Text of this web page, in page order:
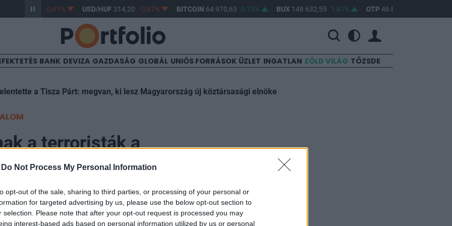
Do Not Process My Personal Information
opt-out of the sale, sharing to third parties, or processing of your personal or
for targeted advertising by us, please use the below opt-out section to
selection. Please note that after your opt-out request is processed you may
interest-based ads based on personal information utilized by us or personal
363,17 -0,61% USD/HUF 314,20 -0,87% BITCOIN64 970,63 0,13% BUX148 632,55 1,41% OTP46 890
BANK DEVIZA GAZDASÁG GLOBÁL UNIÓS FORRÁSOK ÜZLET INGATLAN ZÖLD VILÁG TŐZSDE
a Tisza Párt: megvan, ki lesz Magyarország új köztársasági elnöke
a terroristák a
ehhez a laza politika
is